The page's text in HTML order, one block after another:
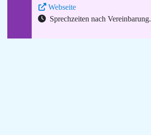
Webseite
Sprechzeiten nach Vereinbarung.